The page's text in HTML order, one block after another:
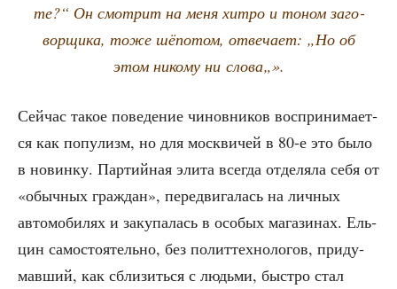
те?“ Он смот­рит на меня хит­ро и тоном заго­
вор­щи­ка, тоже шёпо­том, отве­ча­ет: „Но об
этом нико­му ни слова„».
Сей­час такое пове­де­ние чинов­ни­ков вос­при­ни­ма­ет­
ся как попу­лизм, но для моск­ви­чей в 80‑е это было
в новин­ку. Пар­тий­ная эли­та все­гда отде­ля­ла себя от
«обыч­ных граж­дан», пере­дви­га­лась на лич­ных
авто­мо­би­лях и заку­па­лась в осо­бых мага­зи­нах. Ель­
цин само­сто­я­тель­но, без полит­тех­но­ло­гов, при­ду­
мав­ший, как сбли­зить­ся с людь­ми, быст­ро стал